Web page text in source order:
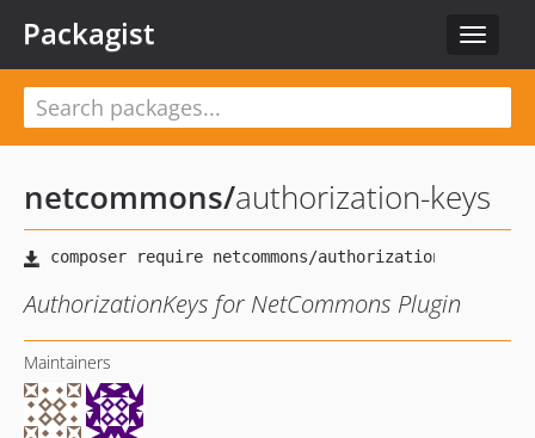
Toggle
Packagist
netcommons/authorization-keys
AuthorizationKeys for NetCommons Plugin
Maintainers